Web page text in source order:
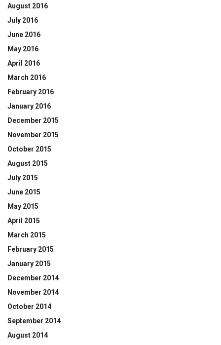
August 2016
July 2016
June 2016
May 2016
April 2016
March 2016
February 2016
January 2016
December 2015
November 2015
October 2015
August 2015
July 2015
June 2015
May 2015
April 2015
March 2015
February 2015
January 2015
December 2014
November 2014
October 2014
September 2014
August 2014